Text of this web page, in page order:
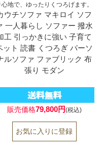
心地で、ゆったりくつろげます。
ウチソファ マキロイ ソフ
一人暮らし ソファー 撥水
工 引っかきに強い 子育て
ット 読書 くつろぎ パーソ
ルソファ ファブリック 布
張り モダン
販売価格79,800円(税込)